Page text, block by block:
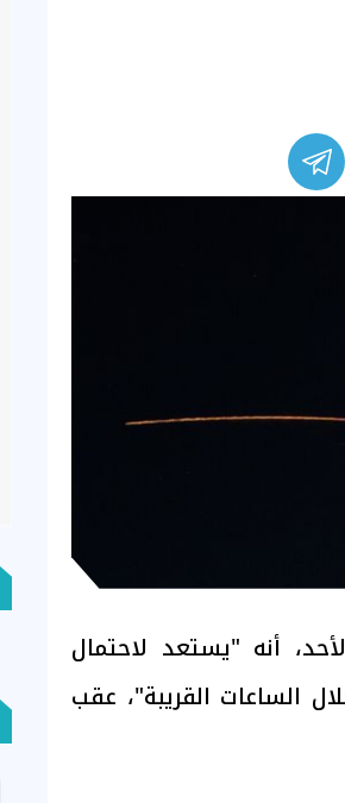
أنه "يستعد لاحتمال
الساعات القريبة"، عقب